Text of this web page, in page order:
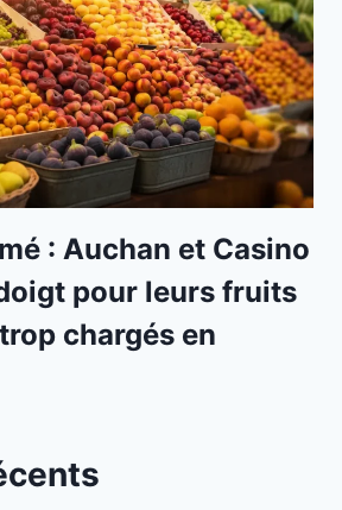
: Auchan et Casino
pour leurs fruits
chargés en